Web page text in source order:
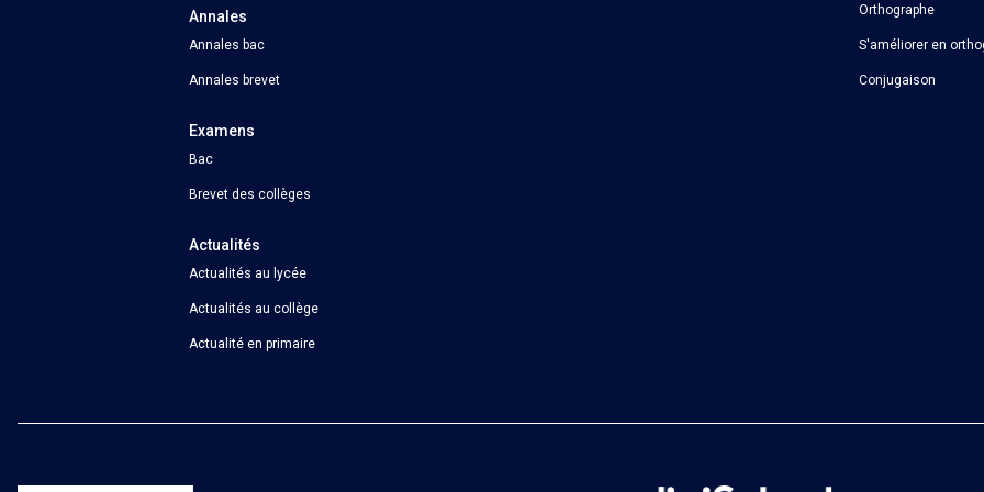
Annales
Annales bac
Annales brevet
Examens
Bac
Brevet des collèges
Actualités
Actualités au lycée
Actualités au collège
Actualité en primaire
Orthographe
S'améliorer en
Conjugaison